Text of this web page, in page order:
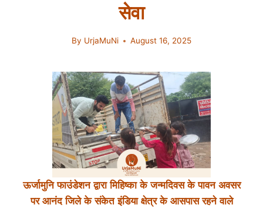
सेवा
By UrjaMuNi August 16, 2025
ऊर्जामुनि फाउंडेशन द्वारा मिहिष्का के जन्मदिवस के पावन अवसर
पर आनंद जिले के संकेत इंडिया क्षेत्र के आसपास रहने वाले